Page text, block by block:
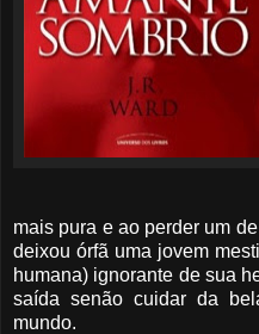
mais pura e ao perder um
deixou órfã uma jovem
humana) ignorante de sua
saída senão cuidar da
mundo.